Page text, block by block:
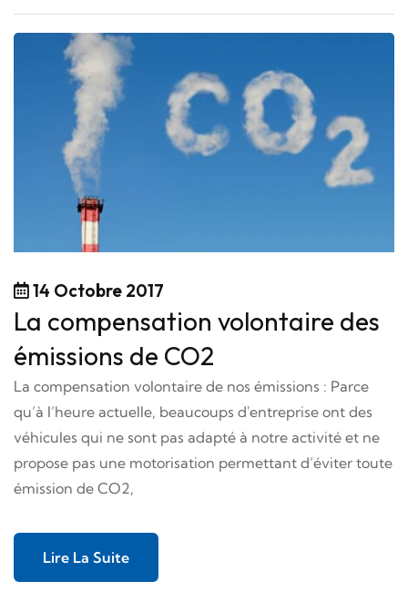
14 Octobre 2017
La compensation volontaire des
émissions de CO2
La compensation volontaire de nos émissions : Parce
qu’à l’heure actuelle, beaucoups d'entreprise ont des
véhicules qui ne sont pas adapté à notre activité et ne
propose pas une motorisation permettant d’éviter toute
émission de CO2,
Lire La Suite